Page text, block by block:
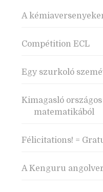
A
Compétition ECL
Egy szurkoló
Kimagasló
matematikából
Félicitations! =
A Kenguru